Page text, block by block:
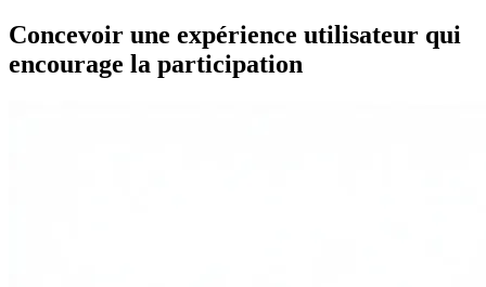
Concevoir une expérience utilisateur qui
encourage la participation